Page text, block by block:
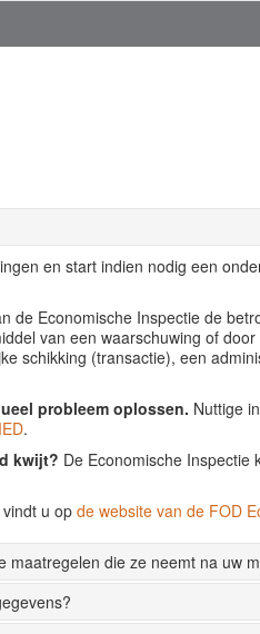
en start indien nodig een
de Economische Inspectie de
van een waarschuwing of
schikking (transactie), een
probleem oplossen. Nuttige
.
kwijt? De Economische Inspectie
u op de website van de FOD
maatregelen die ze neemt na uw